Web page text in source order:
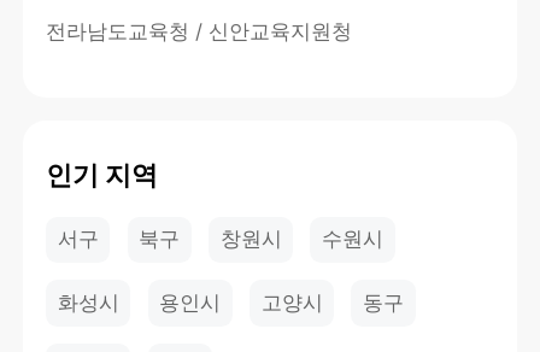
전라남도교육청 / 신안교육지원청
인기 지역
서구 북구 창원시 수원시
화성시 용인시 고양시 동구